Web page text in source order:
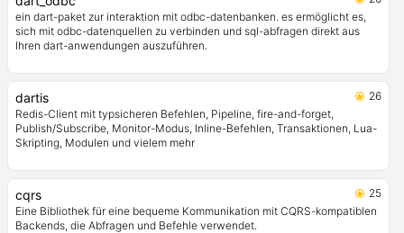
ein dart-paket zur interaktion mit odbc-datenbanken. es ermöglicht es,
sich mit odbc-datenquellen zu verbinden und sql-abfragen direkt aus
Ihren dart-anwendungen auszuführen.
dartis
26
Redis-Client mit typsicheren Befehlen, Pipeline, fire-and-forget,
Publish/Subscribe, Monitor-Modus, Inline-Befehlen, Transaktionen, Lua-
Skripting, Modulen und vielem mehr
cqrs
25
Eine Bibliothek für eine bequeme Kommunikation mit CQRS-kompatiblen
Backends, die Abfragen und Befehle verwendet.